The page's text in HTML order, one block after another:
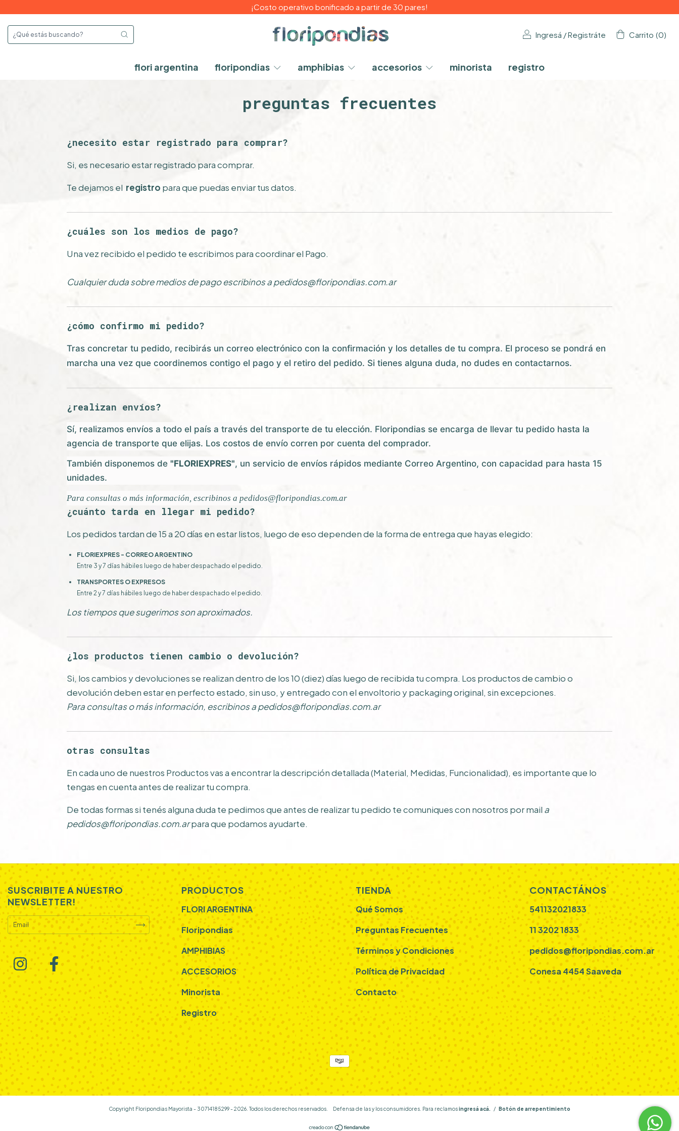
¡Costo operativo bonificado a partir de 30 pares!
Ingresá /Registráte Carrito (0)
flori argentina floripondias amphibias accesorios minorista registro
preguntas frecuentes
¿necesito estar registrado para comprar?
Si, es necesario estar registrado para comprar.
Te dejamos el registro para que puedas enviar tus datos.
¿cuáles son los medios de pago?
Una vez recibido el pedido te escribimos para coordinar el Pago.
Cualquier duda sobre medios de pago escribinos apedidos@floripondias.com.ar
¿cómo confirmo mi pedido?
Tras concretar tu pedido, recibirás un correo electrónico con la confirmación y los detalles de tu compra. El proceso se pondrá en
marcha una vez que coordinemos contigo el pago y el retiro del pedido. Si tienes alguna duda, no dudes en contactarnos.
¿realizan envíos?
Sí, realizamos envíos a todo el país a través del transporte de tu elección. Floripondias se encarga de llevar tu pedido hasta la
agencia de transporte que elijas. Los costos de envío corren por cuenta del comprador.
También disponemos de "FLORIEXPRES", un servicio de envíos rápidos mediante Correo Argentino, con capacidad para hasta 15
unidades.
Para consultas o más información, escribinos a pedidos@floripondias.com.ar
¿cuánto tarda en llegar mi pedido?
Los pedidos tardan de 15 a 20 días en estar listos, luego de eso dependen de la forma de entrega que hayas elegido:
FLORIEXPRES - CORREO ARGENTINO
Entre 3 y 7 días hábiles luego de haber despachado el pedido.
TRANSPORTES O EXPRESOS
Entre 2 y 7 días hábiles luego de haber despachado el pedido.
Los tiempos que sugerimos son aproximados.
¿los productos tienen cambio o devolución?
Si, los cambios y devoluciones se realizan dentro de los 10 (diez) días luego de recibida tu compra. Los productos de cambio o
devolución deben estar en perfecto estado, sin uso, y entregado con el envoltorio y packaging original, sin excepciones.
Para consultas o más información, escribinos apedidos@floripondias.com.ar
otras consultas
En cada uno de nuestros Productos vas a encontrar la descripción detallada (Material, Medidas, Funcionalidad), es importante que lo
tengas en cuenta antes de realizar tu compra.
De todas formas si tenés alguna duda te pedimos que antes de realizar tu pedido te comuniques con nosotros por mail a
pedidos@floripondias.com.arpara que podamos ayudarte.
SUSCRIBITE A NUESTRO
NEWSLETTER!
PRODUCTOS
FLORI ARGENTINA
Floripondias
AMPHIBIAS
ACCESORIOS
Minorista
Registro
TIENDA
Qué Somos
Preguntas Frecuentes
Términos y Condiciones
Política de Privacidad
Contacto
CONTACTÁNOS
541132021833
11 3202 1833
pedidos@floripondias.com.ar
Conesa 4454 Saaveda
Copyright Floripondias Mayorista - 30714185299 - 2026. Todos los derechos reservados. Defensa de las y los consumidores. Para reclamosingresá acá. / Botón de arrepentimiento